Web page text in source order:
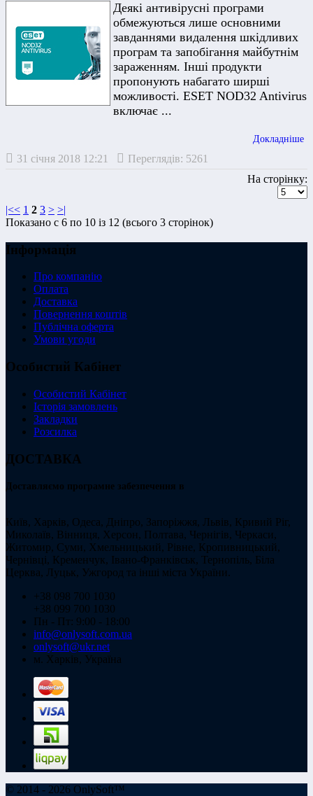
Деякі антивірусні програми
обмежуються лише основними
завданнями видалення шкідливих
програм та запобігання майбутнім
зараженням. Інші продукти
пропонують набагато ширші
можливості. ESET NOD32 Antivirus
включає ...
Докладніше
31 січня 2018 12:21
Переглядів: 5261
На сторінку:
|<< 1 2 3 > >|
Показано с 6 по 10 із 12 (всього 3 сторінок)
Інформація
Про компанію
Оплата
Доставка
Повернення коштів
Публічна оферта
Умови угоди
Особистий Кабінет
Особистий Кабінет
Історія замовлень
Закладки
Розсилка
ДОСТАВКА
Доставляємо програмне забезпечення в
Київ, Харків, Одеса, Дніпро, Запоріжжя, Львів, Кривий Ріг,
Миколаїв, Вінниця, Херсон, Полтава, Чернігів, Черкаси,
Житомир, Суми, Хмельницький, Рівне, Кропивницький,
Чернівці, Кременчук, Івано-Франківськ, Тернопіль, Біла
Церква, Луцьк, Ужгород та інші міста України.
+38 098 700 1030
+38 099 700 1030
Пн - Пт: 9:00 - 18:00
info@onlysoft.com.ua
onlysoft@ukr.net
м. Харків, Україна
© 2014 - 2026 OnlySoft™